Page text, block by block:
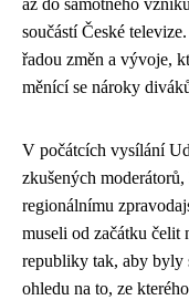
až do samotného
součástí České
řadou změn a vývoje,
měnící se nároky
V počátcích vysílání
zkušených
regionálnímu
museli od začátku čelit
republiky tak, aby byly
ohledu na to, ze